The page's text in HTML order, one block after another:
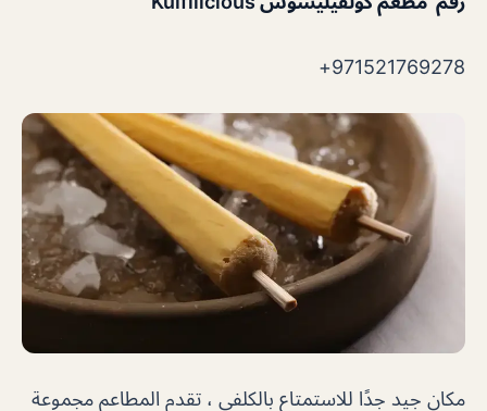
971521769278+
مكان جيد جدًا للاستمتاع بالكلفي ، تقدم المطاعم مجموعة